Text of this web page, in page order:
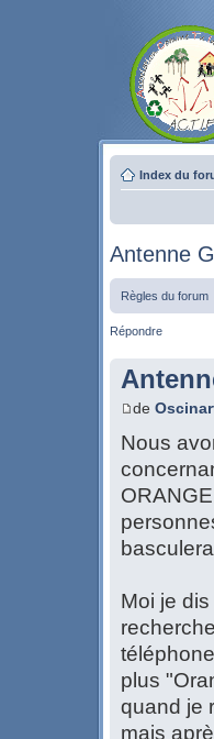
Index du
Antenne
Règles du forum
Répondre
de
Nous
Moi je
plus
quand je
mais